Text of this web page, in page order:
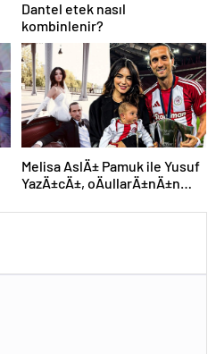
Dantel etek nasıl
kombinlenir?
Melisa AslÄ± Pamuk ile Yusuf
YazÄ±cÄ±, oÄullarÄ±nÄ±n
gÃ¶sterdi